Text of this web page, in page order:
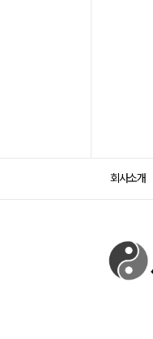
회사소개